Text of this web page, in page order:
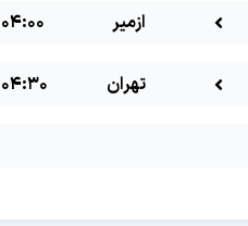
ازمیر 04:00
تهران 04:30